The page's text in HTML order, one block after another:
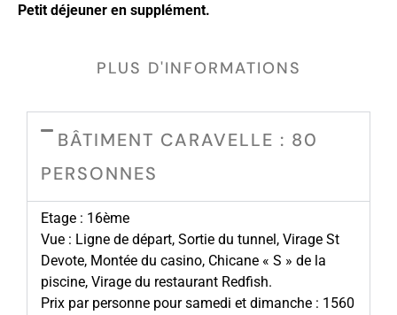
Petit déjeuner en supplément.
PLUS D'INFORMATIONS
BÂTIMENT CARAVELLE : 80
PERSONNES
Etage : 16ème
Vue : Ligne de départ, Sortie du tunnel, Virage St
Devote, Montée du casino, Chicane « S » de la
piscine, Virage du restaurant Redfish.
Prix par personne pour samedi et dimanche : 1560